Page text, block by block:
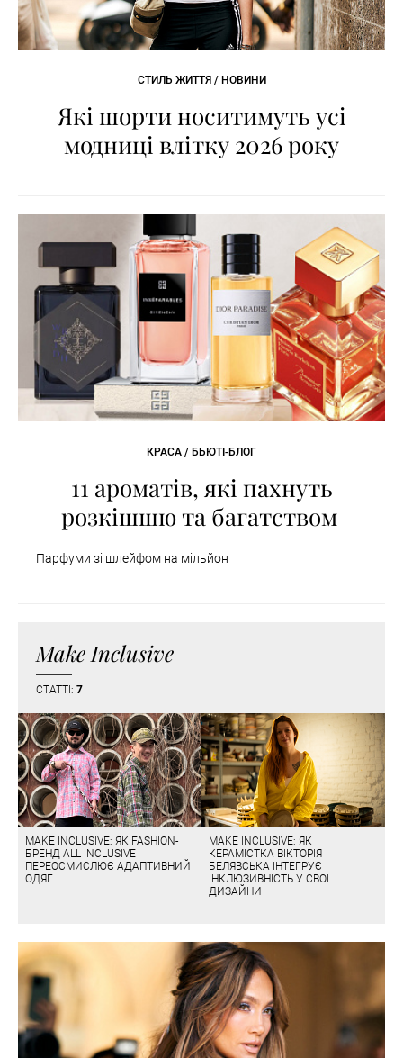
СТИЛЬ ЖИТТЯ / НОВИНИ
Які шорти носитимуть усі
модниці влітку 2026 року
КРАСА / БЬЮТІ-БЛОГ
11 ароматів, які пахнуть
розкішшю та багатством
Парфуми зі шлейфом на мільйон
Make Inclusive
СТАТТІ: 7
MAKE INCLUSIVE: ЯК FASHION-
БРЕНД ALL INCLUSIVE
ПЕРЕОСМИСЛЮЄ АДАПТИВНИЙ
ОДЯГ
MAKE INCLUSIVE: ЯК
КЕРАМІСТКА ВІКТОРІЯ
БЕЛЯВСЬКА ІНТЕГРУЄ
ІНКЛЮЗИВНІСТЬ У СВОЇ
ДИЗАЙНИ